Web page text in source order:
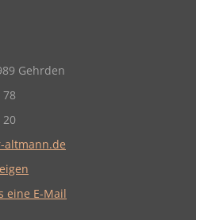
Gehrden
78
20
altmann.de
eine E-Mail